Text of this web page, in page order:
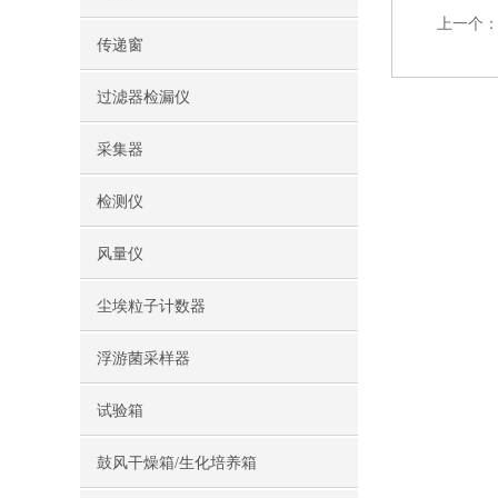
传递窗
过滤器检漏仪
采集器
检测仪
风量仪
尘埃粒子计数器
浮游菌采样器
试验箱
鼓风干燥箱/生化培养箱
上一个：